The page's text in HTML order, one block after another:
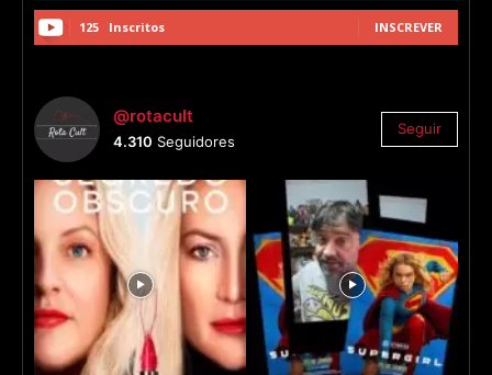
125 Inscritos INSCREVER
@rotacult
4.310 Seguidores
Seguir